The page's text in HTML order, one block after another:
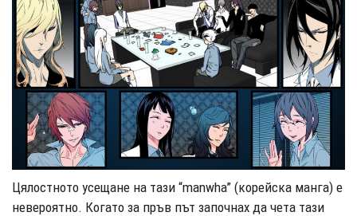
Цялостното усещане на тази “manwha” (корейска манга) е
невероятно. Когато за пръв път започнах да чета тази